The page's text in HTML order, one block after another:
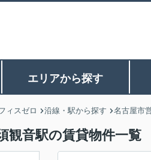
エリアから探す
ィスゼロ 沿線・駅から探す 名古屋市
観音駅の賃貸物件一覧